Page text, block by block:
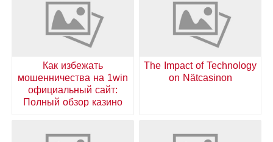
The Impact of Technology
on Nätcasinon
Как избежать
мошенничества на 1win
официальный сайт:
Полный обзор казино